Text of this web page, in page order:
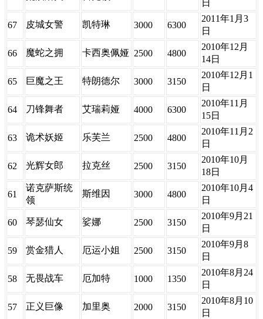
日
67 皮城女警 凯特琳 3000 6300
2011年1月3
日
66 魔蛇之拥 卡西奥佩娅 2500 4800
2010年12月
14日
65 巨魔之王 特朗德尔 3000 3150
2010年12月1
日
64 刀锋舞者 艾瑞莉娅 4000 6300
2010年11月
15日
63 诡术妖姬 乐芙兰 2500 4800
2010年11月2
日
62 光辉女郎 拉克丝 2500 3150
2010年10月
18日
61
诺克萨斯统
领
斯维因 3000 4800
2010年10月4
日
60 琴瑟仙女 娑娜 2500 3150
2010年9月21
日
59 赏金猎人 厄运小姐 2500 3150
2010年9月8
日
58 无畏战车 厄加特 1000 1350
2010年8月24
日
57 正义巨像 加里奥 2000 3150
2010年8月10
日